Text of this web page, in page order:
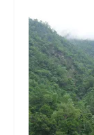
CHUCHES
CONTACTO